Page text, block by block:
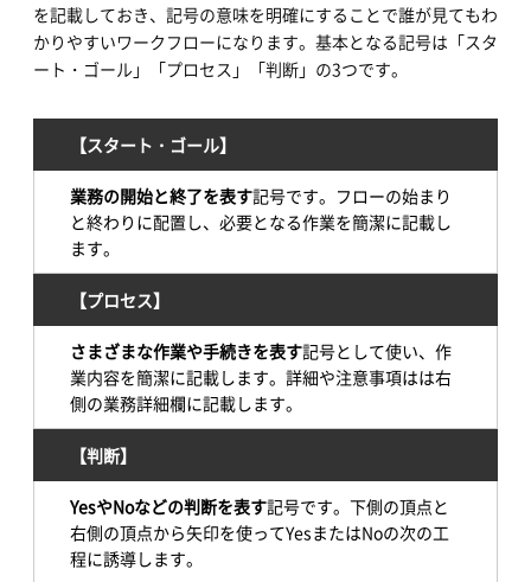
を記載しておき、記号の意味を明確にすることで誰が見てもわ
かりやすいワークフローになります。基本となる記号は「スタ
ート・ゴール」「プロセス」「判断」の3つです。
【スタート・ゴール】
業務の開始と終了を表す記号です。フローの始まり
と終わりに配置し、必要となる作業を簡潔に記載し
ます。
【プロセス】
さまざまな作業や手続きを表す記号として使い、作
業内容を簡潔に記載します。詳細や注意事項はは右
側の業務詳細欄に記載します。
【判断】
YesやNoなどの判断を表す記号です。下側の頂点と
右側の頂点から矢印を使ってYesまたはNoの次の工
程に誘導します。